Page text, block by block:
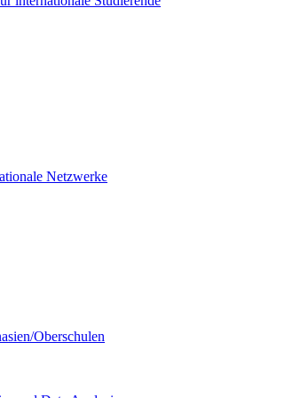
Netzwerke
Oberschulen